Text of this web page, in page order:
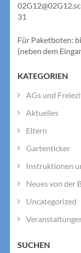
31
Für Paketboten:
(neben dem
KATEGORIEN
AGs und
Aktuelles
Eltern
Gartenticker
Instruktionen
Neues von der
Uncategorized
SUCHEN